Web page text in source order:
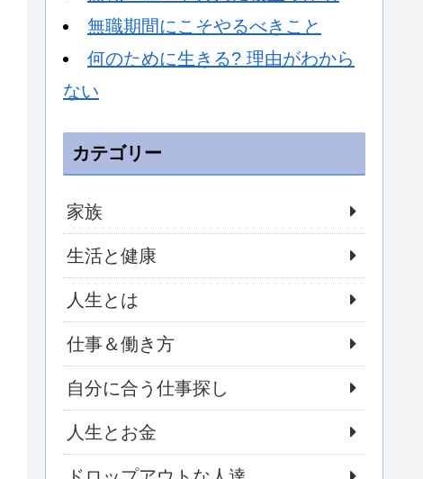
無職期間にこそやるべきこと
何のために生きる? 理由がわから
ない
カテゴリー
家族
生活と健康
人生とは
仕事＆働き方
自分に合う仕事探し
人生とお金